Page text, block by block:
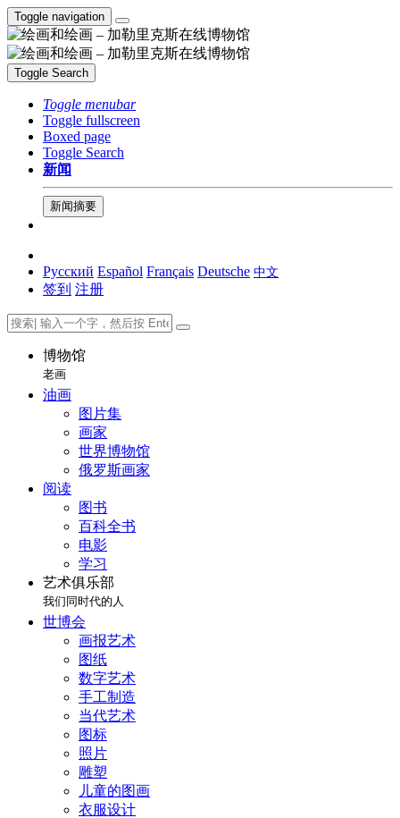
Toggle navigation
Toggle Search
Toggle menubar
Toggle fullscreen
Boxed page
Toggle Search
新闻
新闻摘要
Русский Español Français Deutsche 中文
签到 注册
博物馆
老画
油画
图片集
画家
世界博物馆
俄罗斯画家
阅读
图书
百科全书
电影
学习
艺术俱乐部
我们同时代的人
世博会
画报艺术
图纸
数字艺术
手工制造
当代艺术
图标
照片
雕塑
儿童的图画
衣服设计